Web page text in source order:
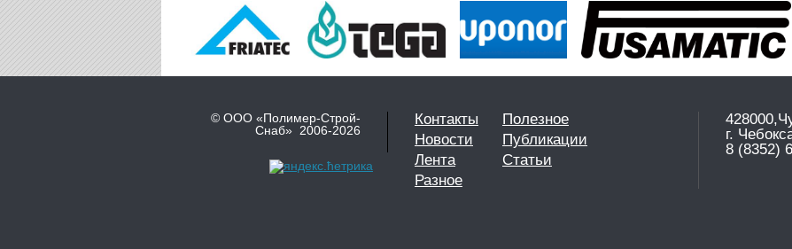
© ООО «Полимер-Строй-
Снаб» 2006-2026
Контакты
Новости
Лента
Полезное
Публикации
Статьи
Разное
г.
8 (8352)